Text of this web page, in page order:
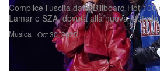
Musica
Complice l’uscita dalla Billboard Hot 100
Lamar e SZA, dovuta alla nuova
Oct 30, 2025